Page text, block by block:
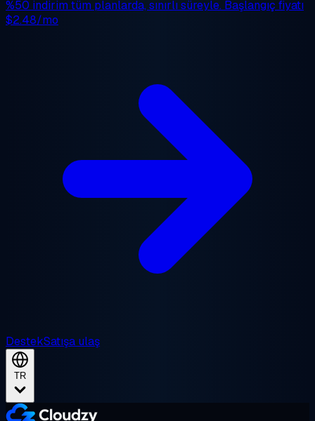
%50 indirim tüm planlarda, sınırlı süreyle. Başlangıç fiyatı
$2.48/mo
DestekSatışa ulaş
TR